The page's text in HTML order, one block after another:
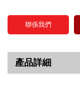
聯係我們
產品詳細